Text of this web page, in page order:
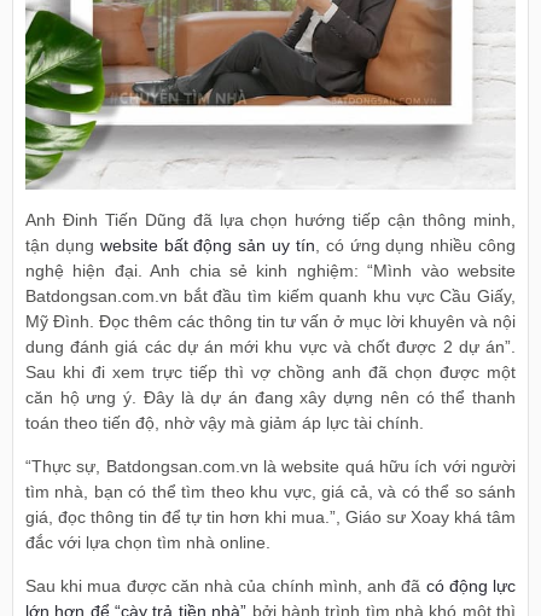
Anh Đinh Tiến Dũng đã lựa chọn hướng tiếp cận thông minh,
tận dụng website bất động sản uy tín , có ứng dụng nhiều công
nghệ hiện đại. Anh chia sẻ kinh nghiệm: “Mình vào website
Batdongsan.com.vn bắt đầu tìm kiếm quanh khu vực Cầu Giấy,
Mỹ Đình. Đọc thêm các thông tin tư vấn ở mục lời khuyên và nội
dung đánh giá các dự án mới khu vực và chốt được 2 dự án”.
Sau khi đi xem trực tiếp thì vợ chồng anh đã chọn được một
căn hộ ưng ý. Đây là dự án đang xây dựng nên có thể thanh
toán theo tiến độ, nhờ vậy mà giảm áp lực tài chính.
“Thực sự, Batdongsan.com.vn là website quá hữu ích với người
tìm nhà, bạn có thể tìm theo khu vực, giá cả, và có thể so sánh
giá, đọc thông tin để tự tin hơn khi mua.”, Giáo sư Xoay khá tâm
đắc với lựa chọn tìm nhà online.
Sau khi mua được căn nhà của chính mình, anh đã có động lực
lớn hơn để “cày trả tiền nhà” bởi hành trình tìm nhà khó một thì